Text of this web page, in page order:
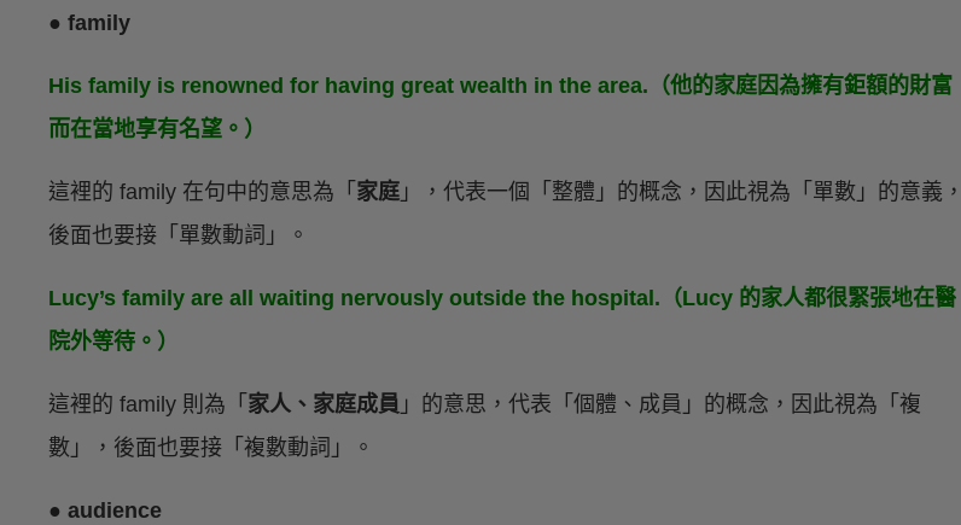
● family
His family is renowned for having great wealth in the area.（他的家庭因為擁有鉅額的財富
而在當地享有名望。）
這裡的 family 在句中的意思為「 家庭 」，代表一個「整體」的概念，因此視為「單數」的意義，
後面也要接「單數動詞」。
Lucy’s family are all waiting nervously outside the hospital.（Lucy 的家人都很緊張地在醫
院外等待。）
這裡的 family 則為「 家人、家庭成員 」的意思，代表「個體、成員」的概念，因此視為「複
數」，後面也要接「複數動詞」。
● audience